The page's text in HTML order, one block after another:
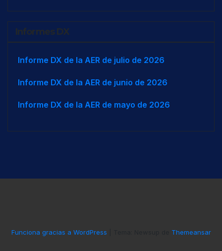
Informes DX
Informe DX de la AER de julio de 2026
Informe DX de la AER de junio de 2026
Informe DX de la AER de mayo de 2026
Funciona gracias a WordPress Themeansar